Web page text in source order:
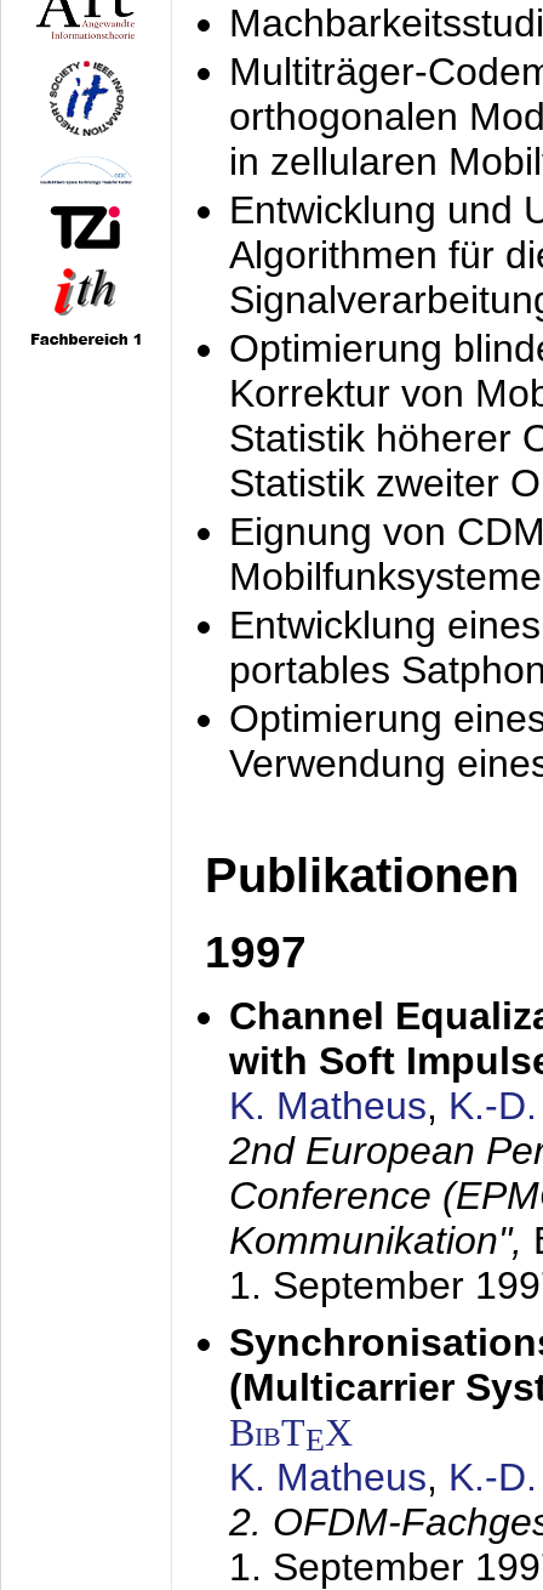
Multiträger-
orthogonalen
in zellularen
Entwicklung und
Algorithmen für
Optimierung
Korrektur von
Statistik höherer
Statistik zweiter
Eignung von
Mobilfunksysteme
Entwicklung
portables
Optimierung
Verwendung
Publikationen
1997
Channel
with Soft
K. Matheus, K.-
2nd European
Conference
Kommunikation",
1. September
(Multicarrier
BibTEX
K. Matheus, K.-
2. OFDM-
1. September